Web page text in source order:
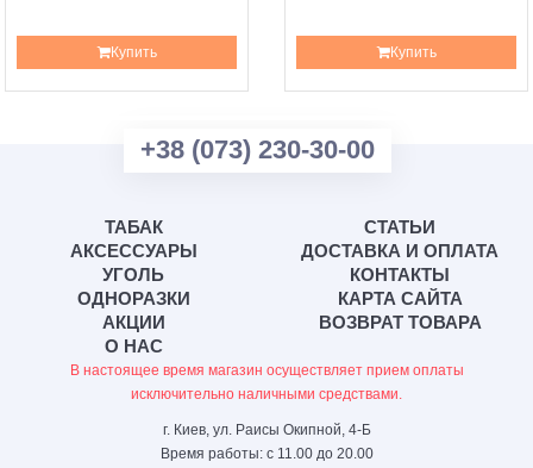
Купить Купить
+38 (073) 230-30-00
ТАБАК
АКСЕССУАРЫ
УГОЛЬ
ОДНОРАЗКИ
АКЦИИ
О НАС
СТАТЬИ
ДОСТАВКА И ОПЛАТА
КОНТАКТЫ
КАРТА САЙТА
ВОЗВРАТ ТОВАРА
В настоящее время магазин осуществляет прием оплаты
исключительно наличными средствами.
г. Киев, ул. Раисы Окипной, 4-Б
Время работы: с 11.00 до 20.00